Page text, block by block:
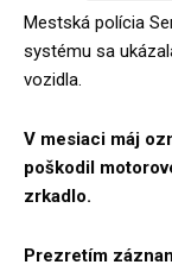
Mestská polícia
systému sa
vozidla.
V mesiaci máj
poškodil
zrkadlo.
Prezretím